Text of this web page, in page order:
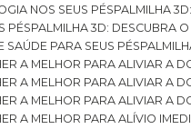
NOS SEUS PÉS
PALMILHA
PÉS
PALMILHA 3D: DESCUBRA
SAÚDE PARA SEUS PÉS
A MELHOR PARA ALIVIAR A
A MELHOR PARA ALIVIAR A
A MELHOR PARA ALIVIAR A
A MELHOR PARA ALÍVIO